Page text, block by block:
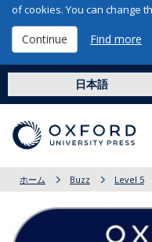
of cookies. You can change
Continue Find more
日本語
ホーム Buzz Level 5